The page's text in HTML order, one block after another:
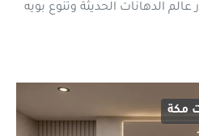
الدهانات الحديثة وتنوع بويه
مكة